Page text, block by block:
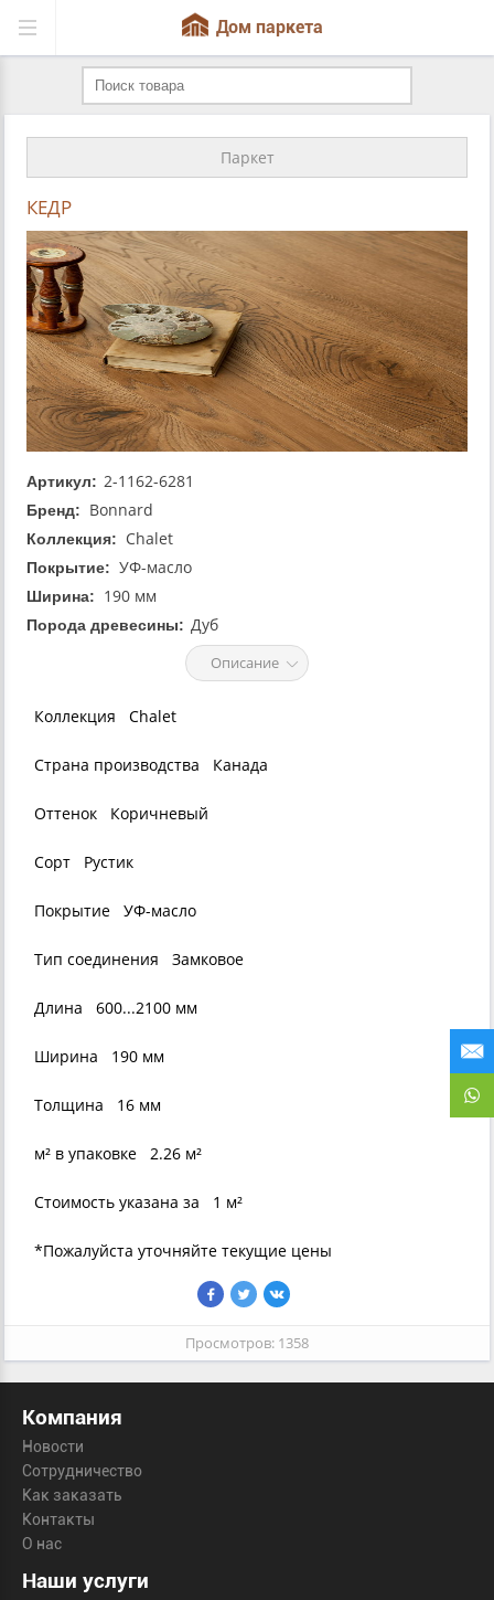
Дом паркета
Паркет
КЕДР
Артикул: 2-1162-6281
Бренд: Bonnard
Коллекция: Chalet
Покрытие: УФ-масло
Ширина: 190 мм
Порода древесины: Дуб
Описание
Коллекция Chalet
Страна производства Канада
Оттенок Коричневый
Сорт Рустик
Покрытие УФ-масло
Тип соединения Замковое
Длина 600...2100 мм
Ширина 190 мм
Толщина 16 мм
м² в упаковке 2.26 м²
Стоимость указана за 1 м²
*Пожалуйста уточняйте текущие цены
Просмотров: 1358
Компания
Новости
Сотрудничество
Как заказать
Контакты
О нас
Наши услуги